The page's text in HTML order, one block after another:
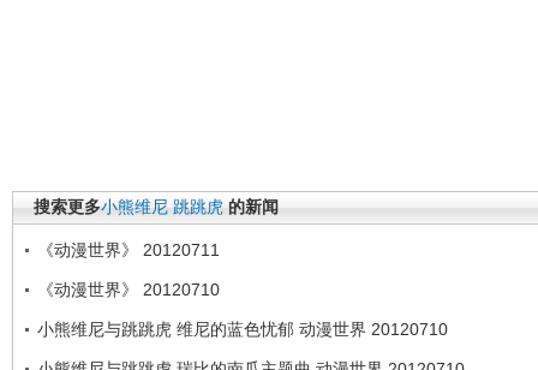
搜索更多小熊维尼 跳跳虎 的新闻
《动漫世界》 20120711
《动漫世界》 20120710
小熊维尼与跳跳虎 维尼的蓝色忧郁 动漫世界 20120710